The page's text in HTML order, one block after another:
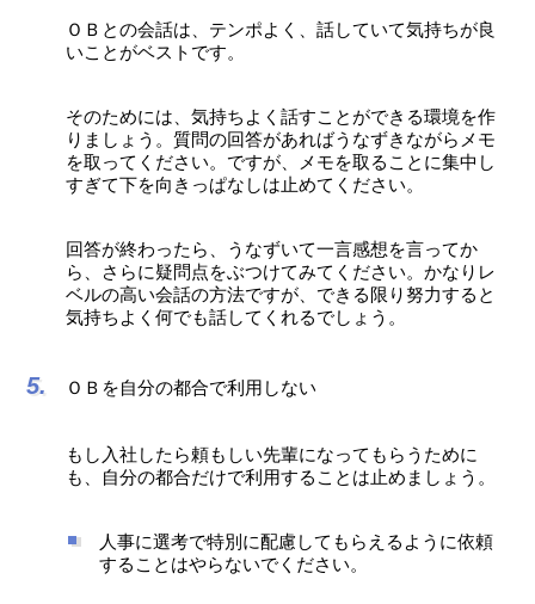
ＯＢとの会話は、テンポよく、話していて気持ちが良
いことがベストです。
そのためには、気持ちよく話すことができる環境を作
りましょう。質問の回答があればうなずきながらメモ
を取ってください。ですが、メモを取ることに集中し
すぎて下を向きっぱなしは止めてください。
回答が終わったら、うなずいて一言感想を言ってか
ら、さらに疑問点をぶつけてみてください。かなりレ
ベルの高い会話の方法ですが、できる限り努力すると
気持ちよく何でも話してくれるでしょう。
ＯＢを自分の都合で利用しない
もし入社したら頼もしい先輩になってもらうために
も、自分の都合だけで利用することは止めましょう。
人事に選考で特別に配慮してもらえるように依頼
することはやらないでください。